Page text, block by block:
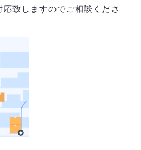
応致しますのでご相談くださ